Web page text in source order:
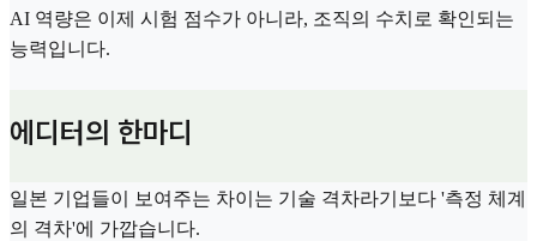
AI 역량은 이제 시험 점수가 아니라, 조직의 수치로 확인되는
능력입니다.
에디터의 한마디
일본 기업들이 보여주는 차이는 기술 격차라기보다 '측정 체계
의 격차'에 가깝습니다.